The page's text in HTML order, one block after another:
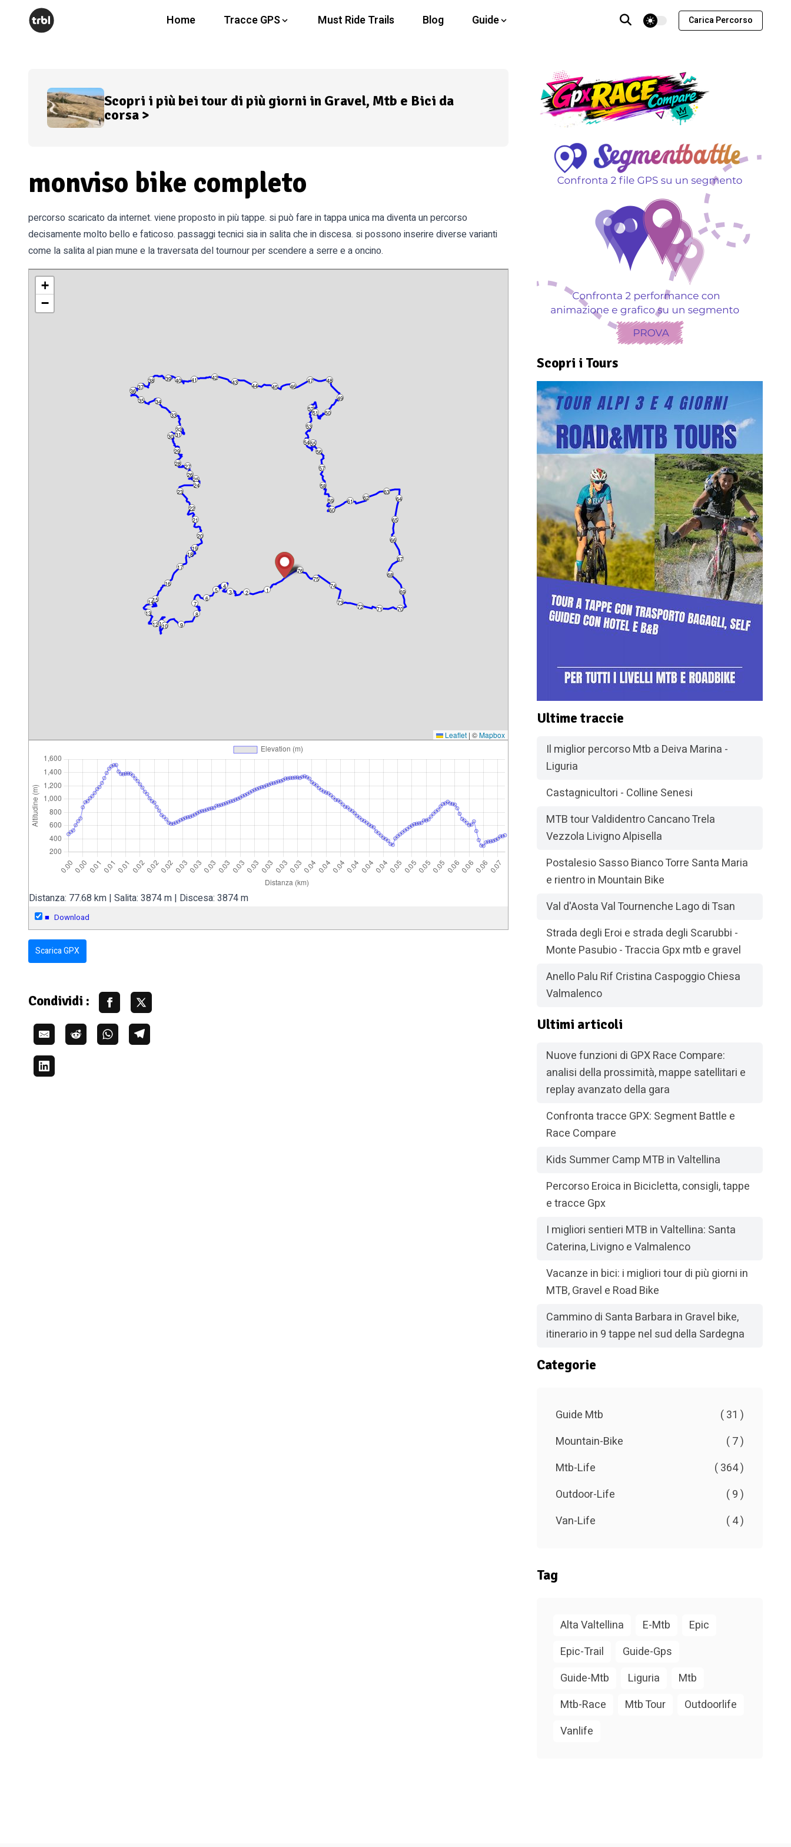
Home Tracce GPS Must Ride Trails Blog Guide theme switcher Carica Percorso
Scopri i più bei tour di più giorni in Gravel, Mtb e Bici da
corsa >
monviso bike completo
percorso scaricato da internet. viene proposto in più tappe. si può fare in tappa unica ma diventa un percorso
decisamente molto bello e faticoso. passaggi tecnici sia in salita che in discesa. si possono inserire diverse varianti
come la salita al pian mune e la traversata del tournour per scendere a serre e a oncino.
64
32
16
48
8
24
40
56
72
4
12
20
28
36
44
52
60
68
76
2
6
10
14
18
22
26
30
34
38
42
46
50
54
58
62
66
70
74
1
3
5
7
9
11
13
15
17
19
21
23
25
27
29
31
33
35
37
39 41 43
45
47
49
51
53
55
57
59 61
63
65
67
69
71
73
75
+
−
Leaflet | ©Mapbox
Distanza: 77.68 km | Salita: 3874 m | Discesa: 3874 m
■ Download
Scarica GPX
Condividi :
Scopri i Tours
Ultime traccie
Il miglior percorso Mtb a Deiva Marina -
Liguria
Castagnicultori - Colline Senesi
MTB tour Valdidentro Cancano Trela
Vezzola Livigno Alpisella
Postalesio Sasso Bianco Torre Santa Maria
e rientro in Mountain Bike
Val d'Aosta Val Tournenche Lago di Tsan
Strada degli Eroi e strada degli Scarubbi -
Monte Pasubio - Traccia Gpx mtb e gravel
Anello Palu Rif Cristina Caspoggio Chiesa
Valmalenco
Ultimi articoli
Nuove funzioni di GPX Race Compare:
analisi della prossimità, mappe satellitari e
replay avanzato della gara
Confronta tracce GPX: Segment Battle e
Race Compare
Kids Summer Camp MTB in Valtellina
Percorso Eroica in Bicicletta, consigli, tappe
e tracce Gpx
I migliori sentieri MTB in Valtellina: Santa
Caterina, Livigno e Valmalenco
Vacanze in bici: i migliori tour di più giorni in
MTB, Gravel e Road Bike
Cammino di Santa Barbara in Gravel bike,
itinerario in 9 tappe nel sud della Sardegna
Categorie
Guide Mtb
( 31 )
Mountain-Bike
( 7 )
Mtb-Life
( 364 )
Outdoor-Life
( 9 )
Van-Life
( 4 )
Tag
Alta Valtellina E-Mtb
Epic
Epic-Trail
Guide-Gps
Guide-Mtb
Liguria
Mtb
Mtb-Race
Mtb Tour
Outdoorlife
Vanlife